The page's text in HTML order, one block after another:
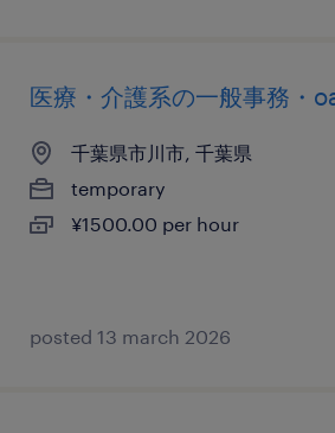
医療・介護系の一般事務・
千葉県市川市, 千葉県
temporary
¥1500.00 per hour
posted 13 march 2026